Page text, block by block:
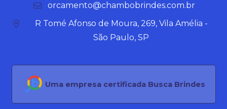
orcamento@chambobrindes.com.br
R Tomé Afonso de Moura, 269, Vila Amélia -
São Paulo, SP
Uma empresa certificada Busca Brindes